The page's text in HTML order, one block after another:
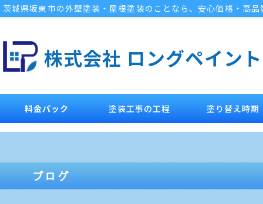
茨城県坂東市の外壁塗装・屋根塗装のことなら、安心価格・高
株式会社 ロングペイント
料金パック 塗装工事の工程 塗り替え時期